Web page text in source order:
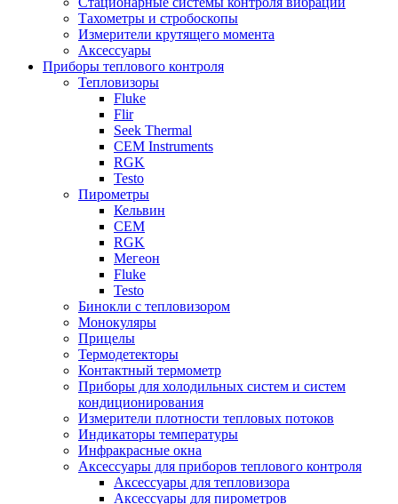
Тахометры и стробоскопы
Измерители крутящего момента
Аксессуары
Приборы теплового контроля
Тепловизоры
Fluke
Flir
Seek Thermal
CEM Instruments
RGK
Testo
Пирометры
Кельвин
CEM
RGK
Мегеон
Fluke
Testo
Бинокли с тепловизором
Монокуляры
Прицелы
Термодетекторы
Контактный термометр
Приборы для холодильных систем и систем
кондиционирования
Измерители плотности тепловых потоков
Индикаторы температуры
Инфракрасные окна
Аксессуары для приборов теплового контроля
Аксессуары для тепловизора
Аксессуары для пирометров